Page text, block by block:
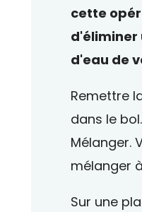
cette
d'éliminer
d'eau de
Remettre
dans le
Mélanger.
mélanger
Sur une